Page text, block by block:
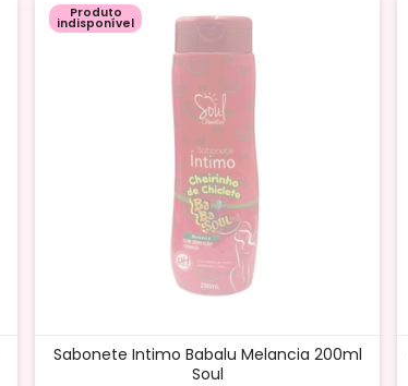
Produto
indisponível
Sabonete Intimo Babalu Melancia 200ml
Soul